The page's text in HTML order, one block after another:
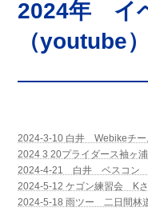
2024年 イ
（youtube
2024-3-10 白井 Webikeチ
2024 3 20プライダース袖ヶ
2024-4-21 白井 ベスコン
2024-5-12 ケゴン練習会 K
2024-5-18 雨ツー 二日間林